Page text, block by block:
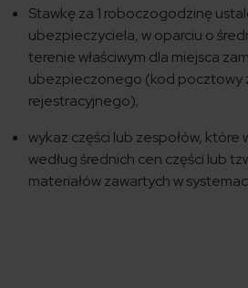
Stawkę za 1 roboczogodzinę
ubezpieczyciela, w oparciu o
terenie właściwym dla miejsca
ubezpieczonego (kod pocztowy
rejestracyjnego);
wykaz części lub zespołów, które
według średnich cen części lub
materiałów zawartych w